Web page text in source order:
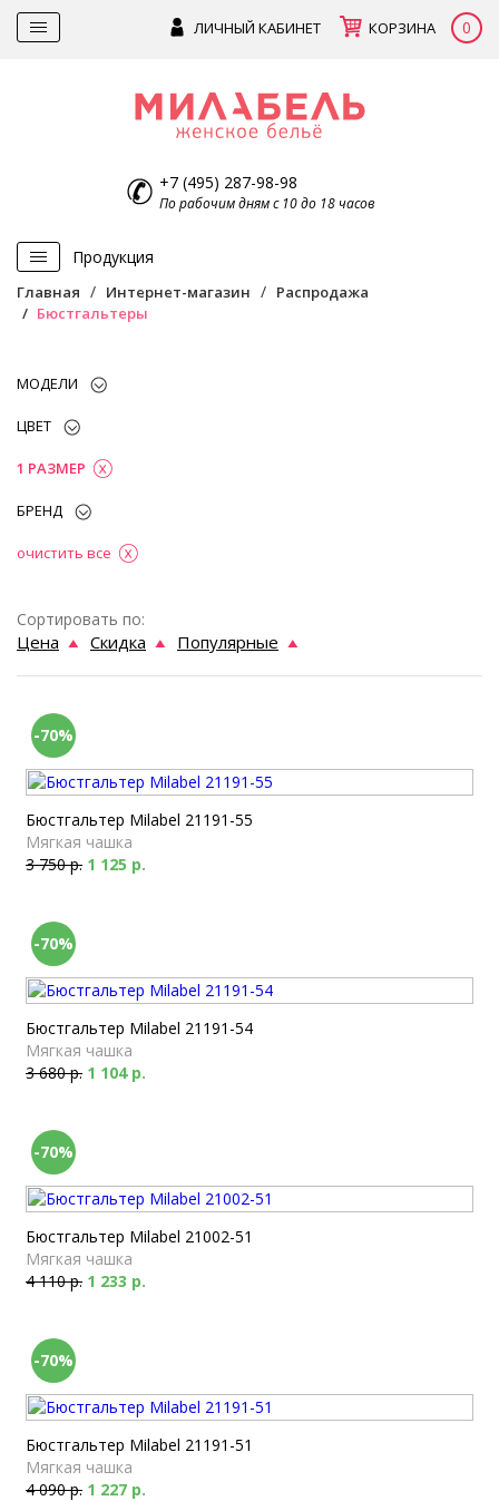
ЛИЧНЫЙ КАБИНЕТ КОРЗИНА 0
+7 (495) 287-98-98
По рабочим дням с 10 до 18 часов
Продукция
Главная Интернет-магазин
Распродажа
Бюстгальтеры
МОДЕЛИ
ЦВЕТ
1 РАЗМЕР
БРЕНД
очистить все
Сортировать по:
Цена Скидка Популярные
-70%
Бюстгальтер Milabel 21191-55
Мягкая чашка
3 750 р. 1 125 р.
-70%
Бюстгальтер Milabel 21191-54
Мягкая чашка
3 680 р. 1 104 р.
-70%
Бюстгальтер Milabel 21002-51
Мягкая чашка
4 110 р. 1 233 р.
-70%
Бюстгальтер Milabel 21191-51
Мягкая чашка
4 090 р. 1 227 р.